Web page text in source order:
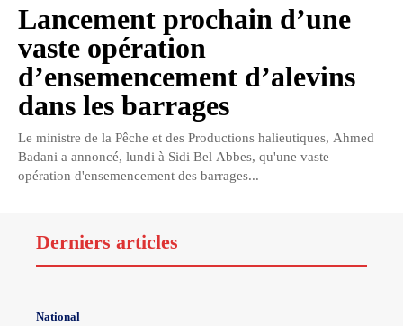
Lancement prochain d’une
vaste opération
d’ensemencement d’alevins
dans les barrages
Le ministre de la Pêche et des Productions halieutiques, Ahmed
Badani a annoncé, lundi à Sidi Bel Abbes, qu'une vaste
opération d'ensemencement des barrages...
Derniers articles
National